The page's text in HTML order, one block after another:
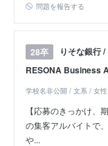
問題を報告する
28卒
りそな銀行
RESONA Business
学校名非公開 / 文系 / 女性
【応募のきっかけ、
の集客アルバイトで
や...